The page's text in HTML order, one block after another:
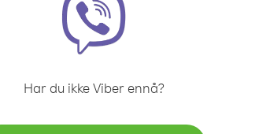
Har du ikke Viber ennå?